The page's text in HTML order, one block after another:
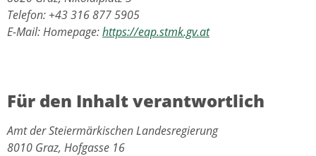
Telefon: +43 316 877 5905
E-Mail: Homepage:https://eap.stmk.gv.at
Für den Inhalt verantwortlich
Amt der Steiermärkischen Landesregierung
8010 Graz, Hofgasse 16